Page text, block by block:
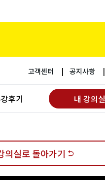
고객센터 공지사항
후기 내 강의실
의실로 돌아가기